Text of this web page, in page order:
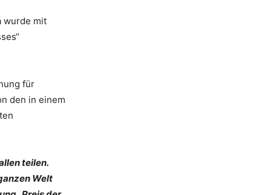
wurde mit
für
den in einem
teilen.
Welt